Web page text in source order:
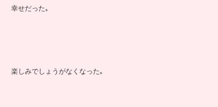
幸せだった｡
楽しみでしょうがなくなった｡